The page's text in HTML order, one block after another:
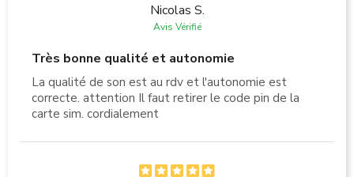
Nicolas S.
Avis Vérifié
Très bonne qualité et autonomie
La qualité de son est au rdv et l'autonomie est
correcte. attention Il faut retirer le code pin de la
carte sim. cordialement